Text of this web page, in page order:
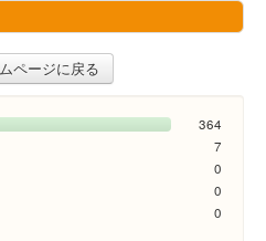
ページに戻る
364
7
0
0
0